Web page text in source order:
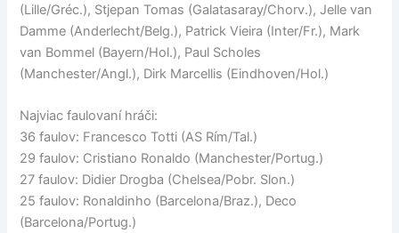
(Lille/Gréc.), Stjepan Tomas (Galatasaray/Chorv.), Jelle van
Damme (Anderlecht/Belg.), Patrick Vieira (Inter/Fr.), Mark
van Bommel (Bayern/Hol.), Paul Scholes
(Manchester/Angl.), Dirk Marcellis (Eindhoven/Hol.)
Najviac faulovaní hráči:
36 faulov: Francesco Totti (AS Rím/Tal.)
29 faulov: Cristiano Ronaldo (Manchester/Portug.)
27 faulov: Didier Drogba (Chelsea/Pobr. Slon.)
25 faulov: Ronaldinho (Barcelona/Braz.), Deco
(Barcelona/Portug.)